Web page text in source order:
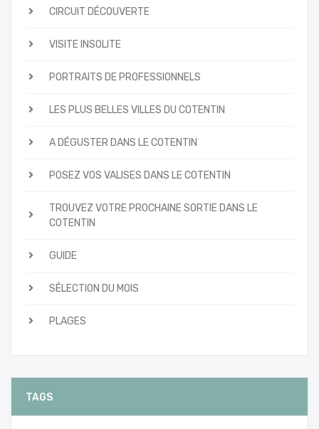
CIRCUIT DÉCOUVERTE
VISITE INSOLITE
PORTRAITS DE PROFESSIONNELS
LES PLUS BELLES VILLES DU COTENTIN
A DÉGUSTER DANS LE COTENTIN
POSEZ VOS VALISES DANS LE COTENTIN
TROUVEZ VOTRE PROCHAINE SORTIE DANS LE
COTENTIN
GUIDE
SÉLECTION DU MOIS
PLAGES
TAGS